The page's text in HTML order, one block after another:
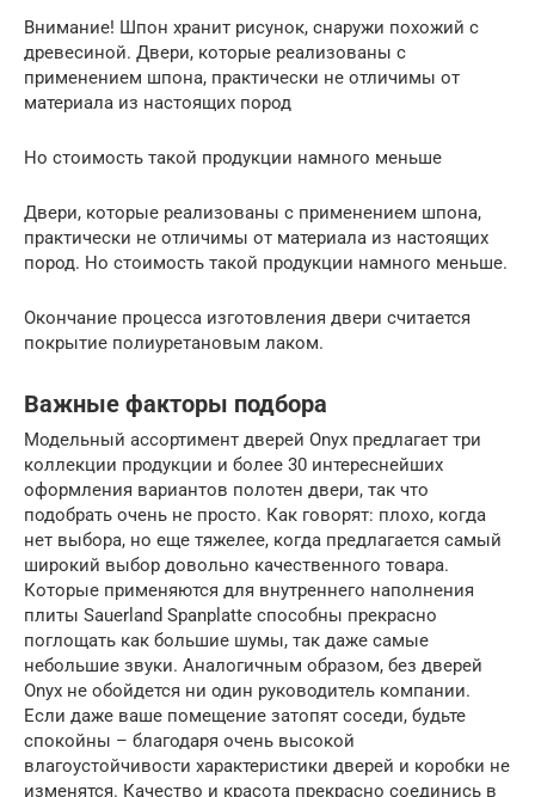
Внимание! Шпон хранит рисунок, снаружи похожий с
древесиной. Двери, которые реализованы с
применением шпона, практически не отличимы от
материала из настоящих пород
Но стоимость такой продукции намного меньше
Двери, которые реализованы с применением шпона,
практически не отличимы от материала из настоящих
пород. Но стоимость такой продукции намного меньше.
Окончание процесса изготовления двери считается
покрытие полиуретановым лаком.
Важные факторы подбора
Модельный ассортимент дверей Onyx предлагает три
коллекции продукции и более 30 интереснейших
оформления вариантов полотен двери, так что
подобрать очень не просто. Как говорят: плохо, когда
нет выбора, но еще тяжелее, когда предлагается самый
широкий выбор довольно качественного товара.
Которые применяются для внутреннего наполнения
плиты Sauerland Spanplatte способны прекрасно
поглощать как большие шумы, так даже самые
небольшие звуки. Аналогичным образом, без дверей
Onyx не обойдется ни один руководитель компании.
Если даже ваше помещение затопят соседи, будьте
спокойны – благодаря очень высокой
влагоустойчивости характеристики дверей и коробки не
изменятся. Качество и красота прекрасно соединись в